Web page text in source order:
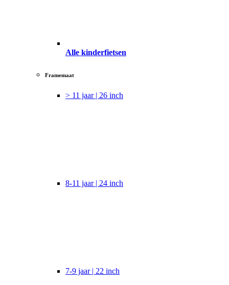
Alle kinderfietsen
Framemaat
> 11 jaar | 26 inch
8-11 jaar | 24 inch
7-9 jaar | 22 inch